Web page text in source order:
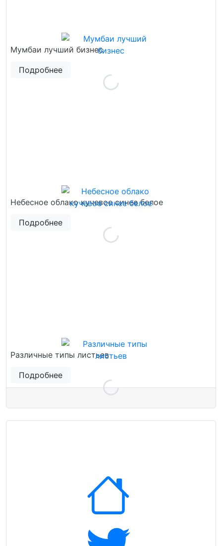
Мумбаи лучший бизнес
Подробнее
Небесное облако кучевое синее белое
Подробнее
Различные типы листьев
Подробнее